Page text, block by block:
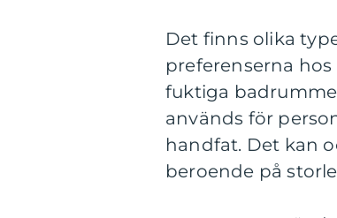
Det finns olika
preferenserna
fuktiga
används för
handfat. Det kan
beroende på